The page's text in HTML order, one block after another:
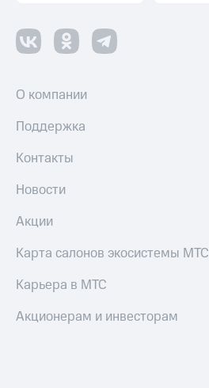
О компании
Поддержка
Контакты
Новости
Акции
Карта салонов экосистемы МТС
Карьера в МТС
Акционерам и инвесторам